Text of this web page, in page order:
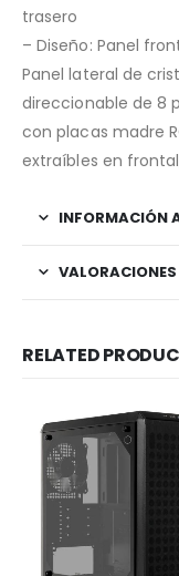
trasero
– Diseño: Panel
Panel lateral de
direccionable de 8
con placas madre
extraíbles en
INFORMACIÓN
RELATED